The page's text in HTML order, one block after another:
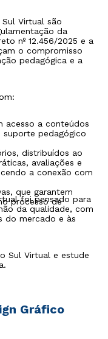
Virtual são
da
nº 12.456/2025 e a
o compromisso
pedagógica e a
acesso a conteúdos
suporte pedagógico
distribuídos ao
avaliações e
a conexão com
que garantem
processo de
foi pensado para
da qualidade, com
do mercado e às
Sul Virtual e estude
Gráfico